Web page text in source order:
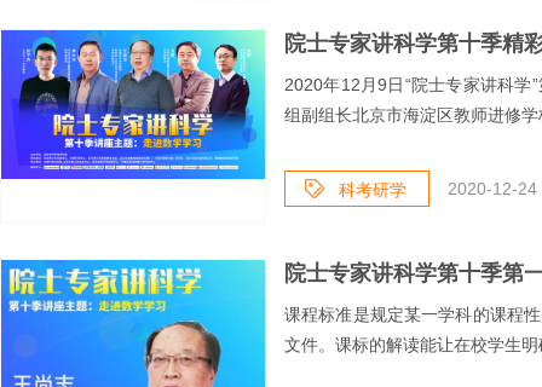
院士专家讲科学第十季精
​2020年12月9日“院士专家讲科学
组副组长北京市海淀区教师进修
科考研学 2020-12-24
院士专家讲科学第十季第
课程标准是规定某一学科的课程
文件。课标的解读能让在校学生